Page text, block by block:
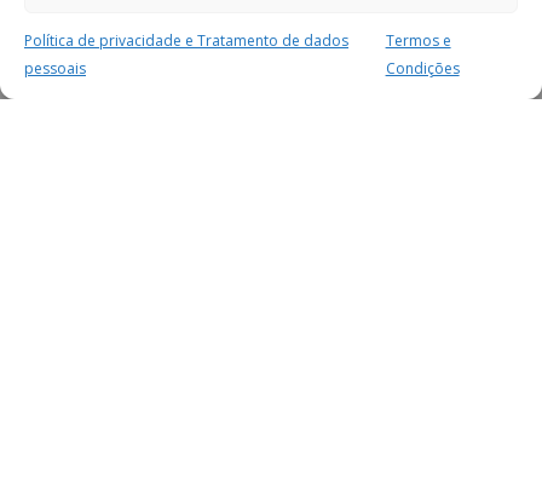
Política de privacidade e Tratamento de dados
pessoais
Termos e
Condições